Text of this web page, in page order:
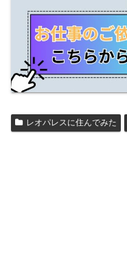
レオパレスに住んでみた